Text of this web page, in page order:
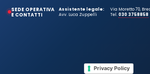
SEDE OPERATIVA
E CONTATTI
Assistente legale:
Avv. Luca Zuppelli
Via Moretto 70,
Tel.030 3758858
Privacy Policy